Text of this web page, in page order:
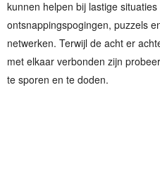
kunnen helpen bij lastige
ontsnappingspogingen, puzzels
netwerken. Terwijl de acht er
met elkaar verbonden zijn
te sporen en te doden.